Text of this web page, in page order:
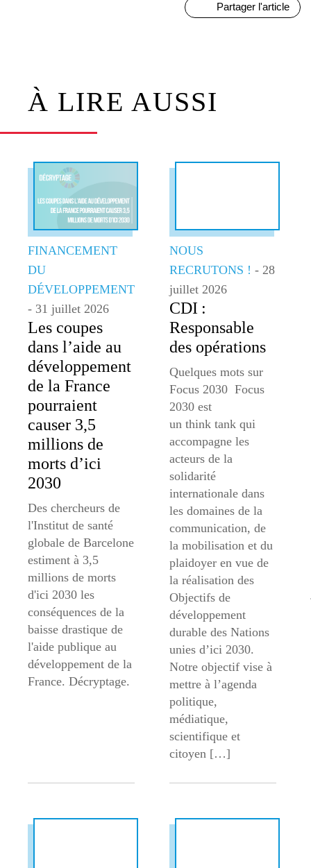
Partager l'article
À LIRE AUSSI
FINANCEMENT
DU
DÉVELOPPEMENT
- 31 juillet 2026
Les coupes
dans l’aide au
développement
de la France
pourraient
causer 3,5
millions de
morts d’ici
2030
Des chercheurs de
l'Institut de santé
globale de Barcelone
estiment à 3,5
millions de morts
d'ici 2030 les
conséquences de la
baisse drastique de
l'aide publique au
développement de la
France. Décryptage.
NOUS
RECRUTONS ! - 28
juillet 2026
CDI :
Responsable
des opérations
Quelques mots sur
Focus 2030 Focus
2030 est
un think tank qui
accompagne les
acteurs de la
solidarité
internationale dans
les domaines de la
communication, de
la mobilisation et du
plaidoyer en vue de
la réalisation des
Objectifs de
développement
durable des Nations
unies d’ici 2030.
Notre objectif vise à
mettre à l’agenda
politique,
médiatique,
scientifique et
citoyen […]